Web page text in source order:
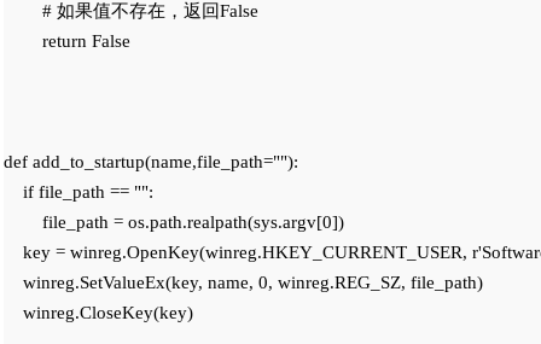
# 如果值不存在，返回False
return False
def add_to_startup(name,file_path=""):
if file_path == "":
file_path = os.path.realpath(sys.argv[0])
key = winreg.OpenKey(winreg.HKEY_CURRENT_USER,
winreg.SetValueEx(key, name, 0, winreg.REG_SZ, file_path)
winreg.CloseKey(key)